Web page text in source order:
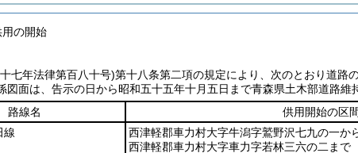
の開始
七年法律第百八十号)第十八条第二項の規定により、次のとおり道路
図面は、告示の日から昭和五十五年十月五日まで青森県土木部道路維
路線名
供用開始の区間
線
西津軽郡車力村大字牛潟字鷲野沢七九の一か
西津軽郡車力村大字車力字若林三六の二まで